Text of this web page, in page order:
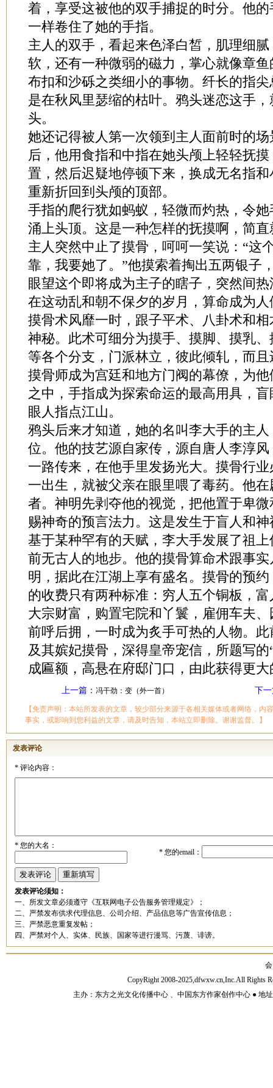
着，享受这被他的双手捕捉的时分。他
一样卷住了她的手指。
主人的双手，看起来色泽白皙，肌理细
软，还有一种微弱的磁力，掌心就像章
布扣和沙砾之类细小的事物。纤长的指
是在秋风里瑟缩的枯叶。鸦头迷恋这手
头。
她还记得被人第一次领到主人面前时的
后，他用食指和中指在她头颅上轻轻抚
置，然后迟疑地停顿下来，换成无名指
重新折回到头颅的顶部。
手指的爬行犹如蚂蚁，轻微而灼热，令
涌上头顶。这是一种怎样的抚摸啊，简
主人突然中止了摸骨，呵呵一笑说：“这
靠，我要她了。”他摸索着掏出五两银子
眼望这个即将成为主子的瞎子，突然间
在这动乱和朝不保夕的岁月，算命成为
摸骨术风靡一时，跟子平术、八卦术和
神秘。此术可细分为摸手、摸脚、摸乳
等各个分支，门派林立，彼此倾轧，而
摸骨师成为宫廷和地方门阀的幕僚，为
之中，手指成为探索命运的最高用具，
眼人指点江山。
鸦头后来才知道，她的名叫李大手的主
位。他的技艺源自家传，源自唐人李淳
一路传来，在他手里发扬光大。摸骨行
一出生，就被父亲在眼里喂了毒药。他
者。神明先剥夺他的视觉，把他置于卑
赐神奇的预言法力。这是发生于盲人和
基于某种罕有的天赋，李大手发展了祖
前无古人的地步。他的摸骨算命术跟事
明，据此在江湖上享有盛名。摸骨的预
的收费只有两种标准：穷人五个铜板，
大宗财富，购置宅院和丫鬟，雇佣车夫
前呼后拥，一时成为炙手可热的人物。
及其嫔妃摸骨，深得皇帝宠信，所题写
成匾额，高悬在府邸门口，由此获得更
上一篇： 冯干劲：变（外一首） 下
【免责声明：本站所发表的文章，较少部分来源于各相关媒体或者网络，内
事实，或影响到您利益的文章，请及时告知，本站立即删除。谢谢监督。】
发表评论
*评论内容：
*您的大名：
*您的email：
发表评论须知：
一、所发文章必须遵守《互联网电子公告服务管理规定》；
二、严禁发布供求代理信息、公司介绍、产品信息等广告宣传信息；
三、严禁恶意重复发帖；
四、严禁对个人、实体、民族、国家等进行漫骂、污蔑、诽谤。
CopyRight 2008-2025,dfwxw.cn,Inc.All Rights
主办：东方之光文化传播中心 、中国东方作家创作中心 ● 地